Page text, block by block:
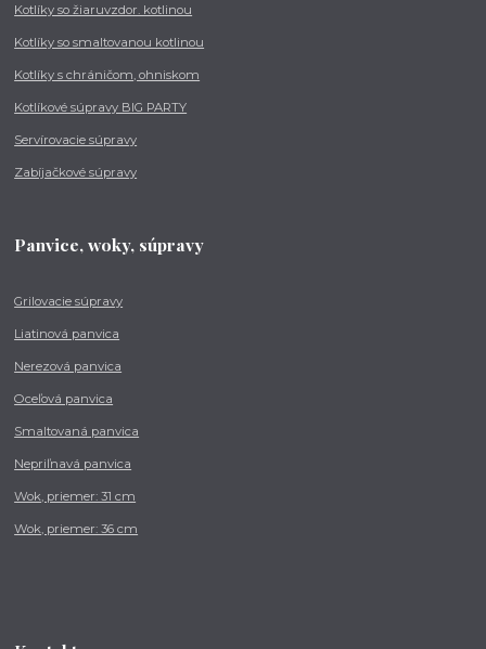
Kotlíky so žiaruvzdor. kotlinou
Kotlíky so smaltovanou kotlinou
Kotlíky s chráničom, ohniskom
Kotlíkové súpravy BIG PARTY
Servírovacie súpravy
Zabíjačkové súpravy
Panvice, woky, súpravy
Grilovacie súpravy
Liatinová panvica
Nerezová panvica
Oceľová panvica
Smaltovaná panvica
Nepriľnavá panvica
Wok, priemer: 31 cm
Wok, priemer: 36 cm